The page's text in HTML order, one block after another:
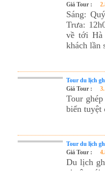
Giá Tour :
Sáng:
Trưa:
về tới Hà
khách lần
Tour du lịch
Giá Tour :
Tour
biển tuyệt
Tour du lịch
Giá Tour :
Du lịch